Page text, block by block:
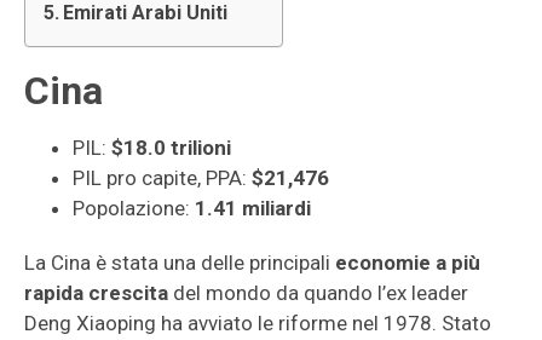
Emirati Arabi Uniti
Cina
PIL: $18.0 trilioni
PIL pro capite, PPA: $21,476
Popolazione: 1.41 miliardi
La Cina è stata una delle principali economie a più
rapida crescita del mondo da quando l’ex leader
Deng Xiaoping ha avviato le riforme nel 1978. Stato